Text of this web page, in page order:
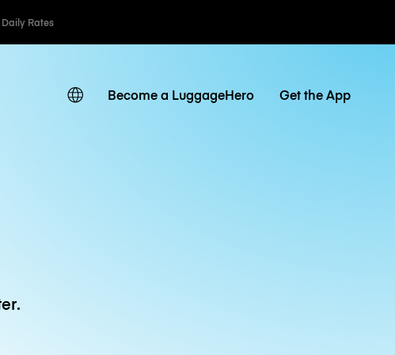
Rates
Become a LuggageHero Get the App